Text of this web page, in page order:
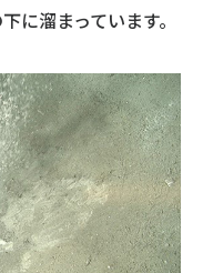
に溜まっています。